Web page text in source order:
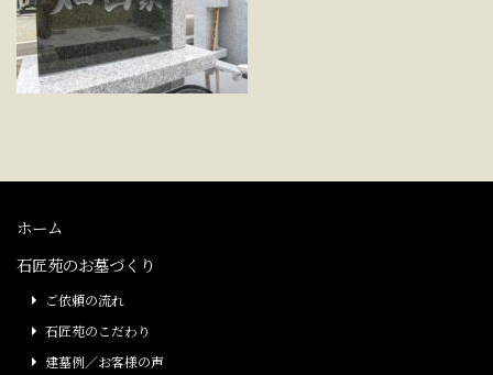
ホーム
石匠苑のお墓づくり
ご依頼の流れ
石匠苑のこだわり
建墓例／お客様の声